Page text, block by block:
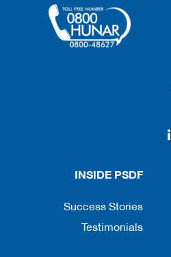
INSIDE PSDF
Success Stories
Testimonials